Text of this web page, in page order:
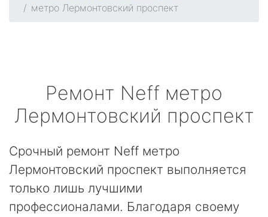
метро Лермонтовский проспект
Ремонт Neff метро
Лермонтовский проспект
Срочный ремонт Neff метро
Лермонтовский проспект выполняется
только лишь лучшими
профессионалами. Благодаря своему